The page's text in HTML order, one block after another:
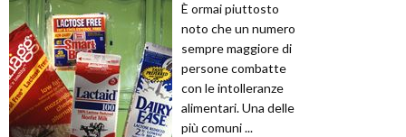
È ormai piuttosto
noto che un numero
sempre maggiore di
persone combatte
con le intolleranze
alimentari. Una delle
più comuni ...